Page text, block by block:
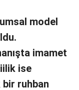
model
imamet
ise
bir ruhban